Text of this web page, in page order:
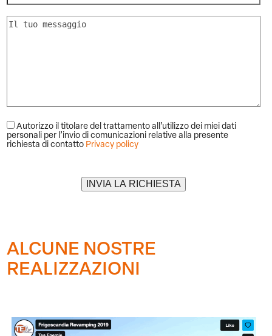
Autorizzo il titolare del trattamento all’utilizzo dei miei dati
personali per l’invio di comunicazioni relative alla presente
richiesta di contatto Privacy policy
ALCUNE NOSTRE
REALIZZAZIONI